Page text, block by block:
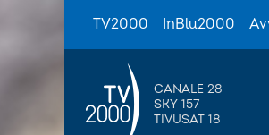
TV2000 InBlu2000
CANALE 28
SKY 157
TIVUSAT 18